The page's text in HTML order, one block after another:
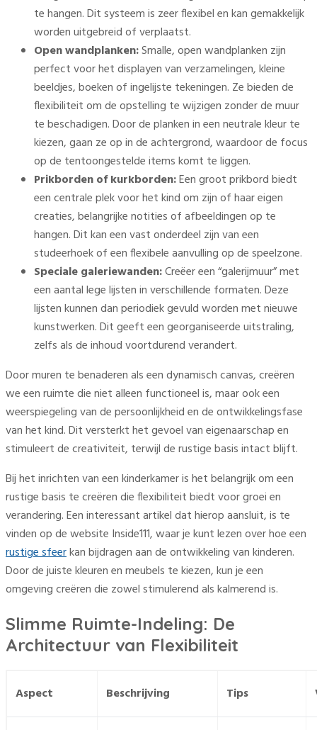
te hangen. Dit systeem is zeer flexibel en kan gemakkelijk
worden uitgebreid of verplaatst.
Open wandplanken:Smalle, open wandplanken zijn
perfect voor het displayen van verzamelingen, kleine
beeldjes, boeken of ingelijste tekeningen. Ze bieden de
flexibiliteit om de opstelling te wijzigen zonder de muur
te beschadigen. Door de planken in een neutrale kleur te
kiezen, gaan ze op in de achtergrond, waardoor de focus
op de tentoongestelde items komt te liggen.
Prikborden of kurkborden:Een groot prikbord biedt
een centrale plek voor het kind om zijn of haar eigen
creaties, belangrijke notities of afbeeldingen op te
hangen. Dit kan een vast onderdeel zijn van een
studeerhoek of een flexibele aanvulling op de speelzone.
Speciale galeriewanden:Creëer een “galerijmuur” met
een aantal lege lijsten in verschillende formaten. Deze
lijsten kunnen dan periodiek gevuld worden met nieuwe
kunstwerken. Dit geeft een georganiseerde uitstraling,
zelfs als de inhoud voortdurend verandert.
Door muren te benaderen als een dynamisch canvas, creëren
we een ruimte die niet alleen functioneel is, maar ook een
weerspiegeling van de persoonlijkheid en de ontwikkelingsfase
van het kind. Dit versterkt het gevoel van eigenaarschap en
stimuleert de creativiteit, terwijl de rustige basis intact blijft.
Bij het inrichten van een kinderkamer is het belangrijk om een
rustige basis te creëren die flexibiliteit biedt voor groei en
verandering. Een interessant artikel dat hierop aansluit, is te
vinden op de website Inside111, waar je kunt lezen over hoe een
rustige sfeerkan bijdragen aan de ontwikkeling van kinderen.
Door de juiste kleuren en meubels te kiezen, kun je een
omgeving creëren die zowel stimulerend als kalmerend is.
Slimme Ruimte-Indeling: De
Architectuur van Flexibiliteit
Aspect Beschrijving Tips